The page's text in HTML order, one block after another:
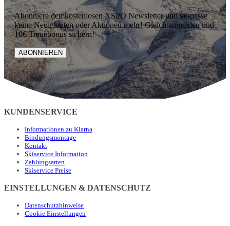
Abonniere den kostenlosen XSPO Newsletter und verpasse
keine Neuigkeiten oder Aktionen mehr! Gleich anmelden und
10€ Treuebonus sichern!
ABONNIEREN
KUNDENSERVICE
Informationen zu Klarna
Bindungsmontage
Kontakt
Skiservice Information
Zahlungsarten
Skiservice Preise
EINSTELLUNGEN & DATENSCHUTZ
Datenschutzhinweise
Cookie Einstellungen